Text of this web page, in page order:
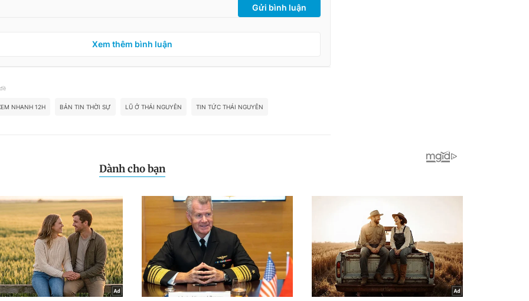
Gửi bình luận
Xem thêm bình luận
NHANH 12H BẢN TIN THỜI SỰ LŨ Ở THÁI NGUYÊN TIN TỨC THÁI NGUYÊN